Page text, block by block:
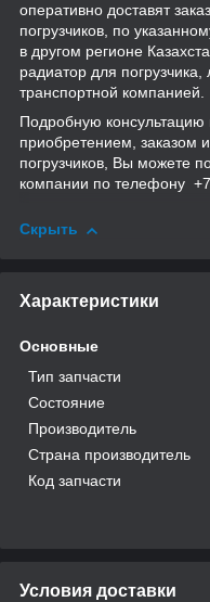
оперативно доставят
погрузчиков, по
в другом регионе
радиатор для
транспортной компанией.
Подробную
приобретением, заказом
погрузчиков, Вы можете
компании по телефону
Скрыть
Характеристики
Основные
Тип запчасти
Состояние
Производитель
Страна производитель
Код запчасти
Условия доставки